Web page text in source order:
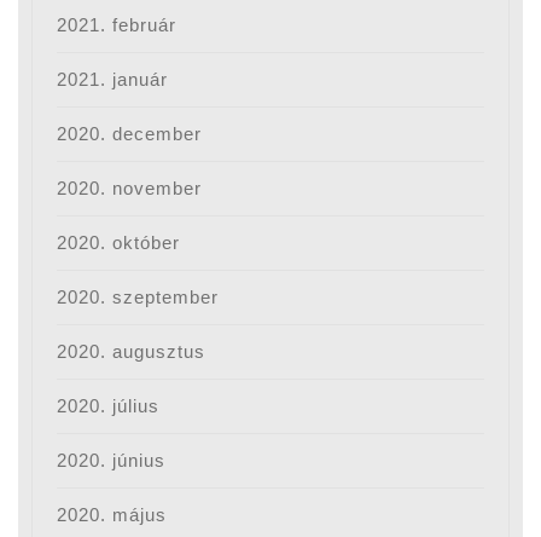
2021. február
2021. január
2020. december
2020. november
2020. október
2020. szeptember
2020. augusztus
2020. július
2020. június
2020. május